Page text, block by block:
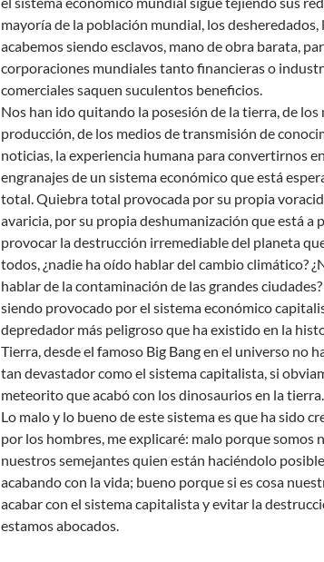
mayoría de la población mundial, los
acabemos siendo esclavos, mano de obra barata,
corporaciones mundiales tanto financieras o
comerciales saquen suculentos beneficios.
Nos han ido quitando la posesión de la tierra, de los
producción, de los medios de transmisión de
noticias, la experiencia humana para convertirnos
engranajes de un sistema económico que está
total. Quiebra total provocada por su propia
avaricia, por su propia deshumanización que está a
provocar la destrucción irremediable del planeta
todos, ¿nadie ha oído hablar del cambio climático?
hablar de la contaminación de las grandes
siendo provocado por el sistema económico
depredador más peligroso que ha existido en la
Tierra, desde el famoso Big Bang en el universo no
tan devastador como el sistema capitalista, si
meteorito que acabó con los dinosaurios en la tierra.
Lo malo y lo bueno de este sistema es que ha sido
por los hombres, me explicaré: malo porque somos
nuestros semejantes quien están haciéndolo
acabando con la vida; bueno porque si es cosa
acabar con el sistema capitalista y evitar la
estamos abocados.